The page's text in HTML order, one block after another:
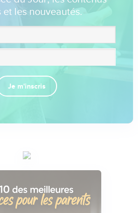
et les nouveautés.
Je m'inscris